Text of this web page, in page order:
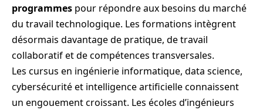
programmes pour répondre aux besoins du marché
du travail technologique. Les formations intègrent
désormais davantage de pratique, de travail
collaboratif et de compétences transversales.
Les cursus en ingénierie informatique, data science,
cybersécurité et intelligence artificielle connaissent
un engouement croissant. Les écoles d’ingénieurs